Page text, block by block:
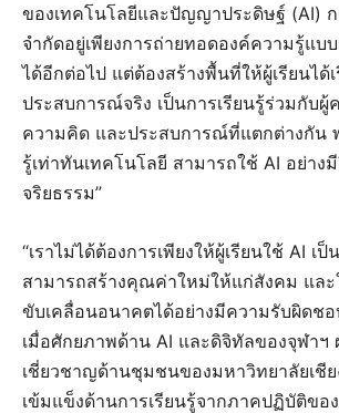
ของเทคโนโลยีและปัญญาประดิษฐ์ (AI)
จำกัดอยู่เพียงการถ่ายทอดองค์ความรู้แบ
ได้อีกต่อไป แต่ต้องสร้างพื้นที่ให้ผู้เรียนได้
ประสบการณ์จริง เป็นการเรียนรู้ร่วมกับ
ความคิด และประสบการณ์ที่แตกต่างกัน
รู้เท่าทันเทคโนโลยี สามารถใช้ AI อย่า
จริยธรรม”
“เราไม่ได้ต้องการเพียงให้ผู้เรียนใช้ AI เ
สามารถสร้างคุณค่าใหม่ให้แก่สังคม และ
ขับเคลื่อนอนาคตได้อย่างมีความรับผิดช
เมื่อศักยภาพด้าน AI และดิจิทัลของจุฬาฯ
เชี่ยวชาญด้านชุมชนของมหาวิทยาลัยเชี
เข้มแข็งด้านการเรียนรู้จากภาคปฏิบัติขอ